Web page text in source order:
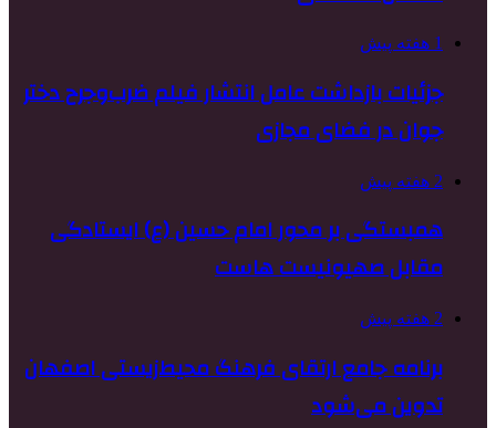
1 هفته پیش
جزئیات بازداشت عامل انتشار فیلم ضرب‌وجرح دختر
جوان در فضای مجازی
2 هفته پیش
همبستگی بر محور امام حسین (ع) ایستادگی
مقابل صهیونیست هاست
2 هفته پیش
برنامه جامع ارتقای فرهنگ محیط‌زیستی اصفهان
تدوین می‌شود